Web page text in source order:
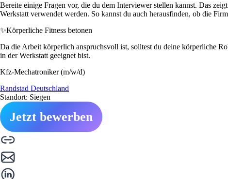
Bereite einige Fragen vor, die du dem Interviewer stellen kannst. Das
Werkstatt verwendet werden. So kannst du auch herausfinden, ob die
✨Körperliche Fitness betonen
Da die Arbeit körperlich anspruchsvoll ist, solltest du deine körperliche
in der Werkstatt geeignet bist.
Kfz-Mechatroniker (m/w/d)
Randstad Deutschland
Standort: Siegen
Jetzt bewerben